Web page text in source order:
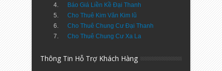
Báo Giá Liền Kề Đại Thanh
Cho Thuê Kim Văn Kim lũ
Cho Thuê Chung Cư Đại Thanh
Cho Thuê Chung Cư Xa La
Thông Tin Hỗ Trợ Khách Hàng